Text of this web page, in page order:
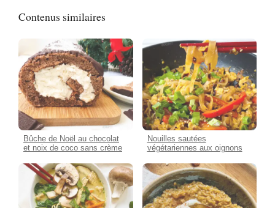
Contenus similaires
Bûche de Noël au chocolat
et noix de coco sans crème
Nouilles sautées
végétariennes aux oignons